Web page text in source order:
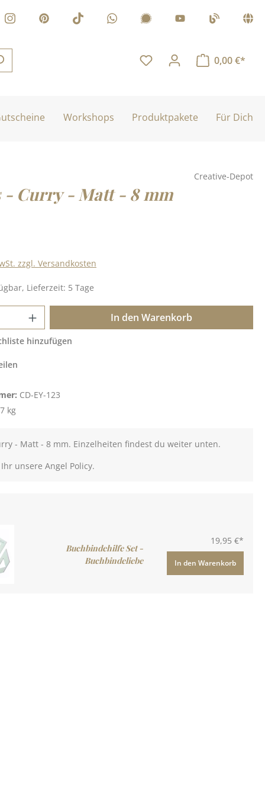
0,00 €*
Workshops Produktpakete Für Dich
Creative-Depot
- Curry - Matt - 8 mm
zzgl. Versandkosten
Lieferzeit: 5 Tage
Gib den gewünschten Wert
In den Warenkorb
hinzufügen
CD-EY-123
kg
- Matt - 8 mm. Einzelheiten findest du weiter unten.
unsere Angel Policy.
Buchbindehilfe Set -
Buchbindeliebe
19,95 €*
In den Warenkorb